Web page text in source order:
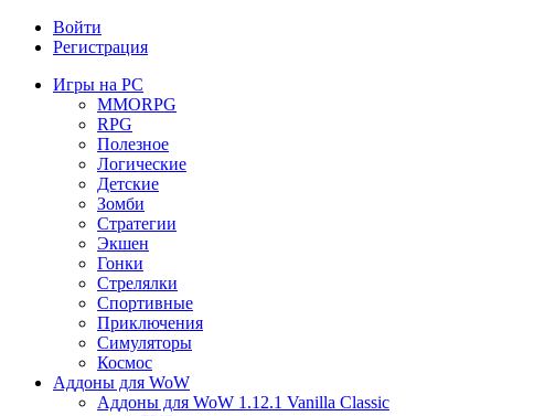
Войти
Регистрация
Игры на PC
MMORPG
RPG
Полезное
Логические
Детские
Зомби
Стратегии
Экшен
Гонки
Стрелялки
Спортивные
Приключения
Симуляторы
Космос
Аддоны для WoW
Аддоны для WoW 1.12.1 Vanilla Classic